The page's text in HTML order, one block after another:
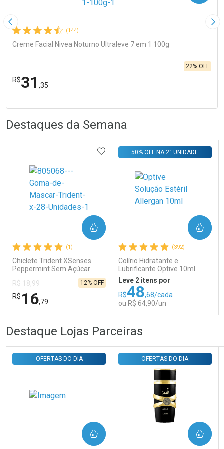
Imagem Anterior
(144)
Creme Facial Nivea Noturno Ultraleve 7 em 1 100g
R$31 ,35
22% OFF
Laboratório
Ativar Desconto
Comprar sem Desconto
Por R$ 31,35/cada
Por Menos
Comprar sem Desconto
Por R$ 31,35/cada
Destaques da Semana
(1)
Chiclete Trident XSenses
Peppermint Sem Açúcar
R$ 18,99
R$16,79
12% OFF
ADICIONAR AOS FAVORITOS
COMPRAR
FECHAR
Laboratório
FECHAR
Por Menos
(392)
Colírio Hidratante e
Lubrificante Optive 10ml
50% OFF NA 2° UNIDADE
Leve 2 itens por
R$48,68/cada
ou R$ 64,90/un
COMPRAR
Destaque Lojas Parceiras
OFERTAS DO DIA
COMPRAR
OFERTAS DO DIA
COMPRAR